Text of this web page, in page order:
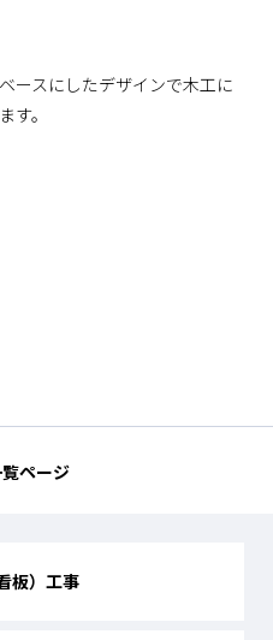
ースにしたデザインで木工に
す。
ページ
板）工事